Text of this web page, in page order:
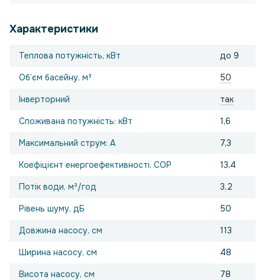
Характеристики
Теплова потужність, кВт до 9
Об’єм басейну, м³ 50
Інверторний так
Споживана потужність: кВт 1,6
Максимальний струм: А 7,3
Коефіцієнт енергоефективності, COP 13,4
Потік води, м³/год 3,2
Рівень шуму, дБ 50
Довжина насосу, см 113
Ширина насосу, см 48
Висота насосу, см 78